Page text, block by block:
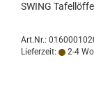
SWING
Art.Nr.:
Lieferzeit:
2-4